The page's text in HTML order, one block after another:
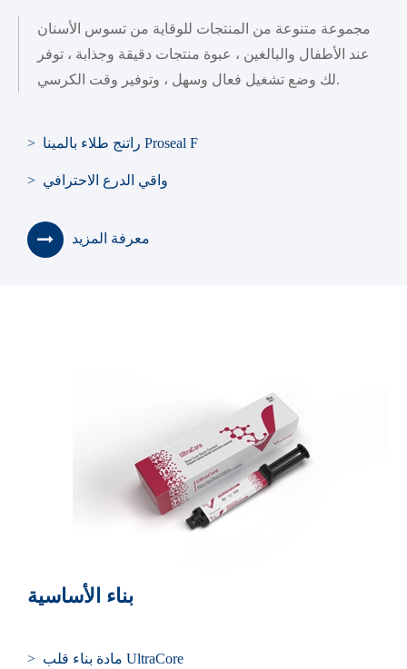
مجموعة متنوعة من المنتجات للوقاية من تسوس الأسنان
عند الأطفال والبالغين ، عبوة منتجات دقيقة وجذابة ، توفر
لك وضع تشغيل فعال وسهل ، وتوفير وقت الكرسي.
> راتنج طلاء بالمينا Proseal F
> واقي الدرع الاحترافي
معرفة المزيد
بناء الأساسية
> مادة بناء قلب UltraCore